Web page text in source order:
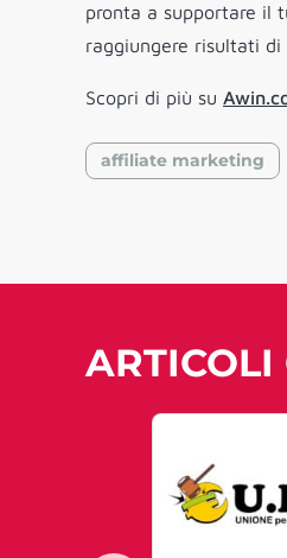
pronta a supportare il
raggiungere risultati di
Scopri di più su
affiliate marketing
ARTICOLI